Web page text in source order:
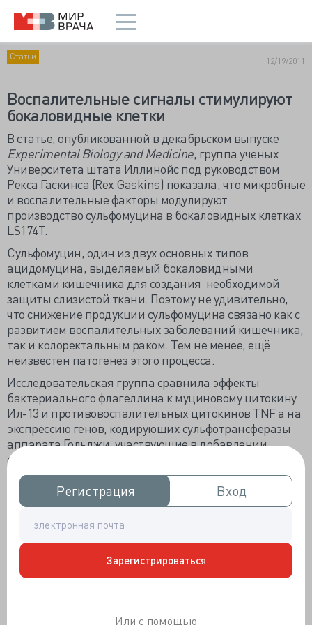
Регистрация
Регистрация Вход
Вход
Зарегистрироваться
Или с помощью
Статьи 12/19/2011
Воспалительные сигналы стимулируют
бокаловидные клетки
В статье, опубликованной в декабрьском выпуске
Experimental Biology and Medicine, группа ученых
Университета штата Иллинойс под руководством
Рекса Гаскинса (Rex Gaskins) показала, что микробные
и воспалительные факторы модулируют
производство сульфомуцина в бокаловидных клетках
LS174T.
Сульфомуцин, один из двух основных типов
ацидомуцина, выделяемый бокаловидными
клетками кишечника для создания необходимой
защиты слизистой ткани. Поэтому не удивительно,
что снижение продукции сульфомуцина связано как с
развитием воспалительных заболеваний кишечника,
так и колоректальным раком. Тем не менее, ещё
неизвестен патогенез этого процесса.
Исследовательская группа сравнила эффекты
бактериального флагеллина к муциновому цитокину
Ил-13 и противовоспалительных цитокинов TNF a на
экспрессию генов, кодирующих сульфотрансферазы
аппарата Гольджи, участвующие в добавлении
сульфатной группы к муцину. Они отметили высокую
индукцию углеводов (N-ацетил-глюкозамина 6-О)
сульфотрансферазы 5 (CHST5) уже через 12 ч после
введения ИЛ-13. С другой стороны, флагеллин, Ил-13
и ФНО индуцировали экспрессию другой
сульфотрансферазы галактоза-3-O-
сульфотрансферазы 2 (GAL3ST2). Наблюдаемая
индукция сульфотрансфераз согласуется с
увеличением производства сульфомуцина LS174T-